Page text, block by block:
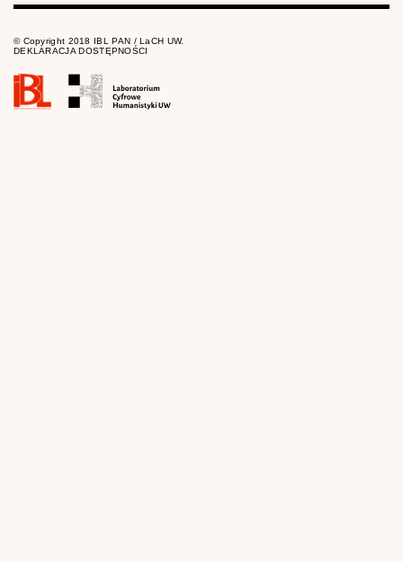
© Copyright 2018 IBL PAN / LaCH UW.
DEKLARACJA DOSTĘPNOŚCI